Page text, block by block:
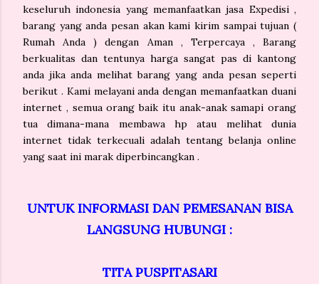
keseluruh indonesia yang memanfaatkan jasa Expedisi ,
barang yang anda pesan akan kami kirim sampai tujuan (
Rumah Anda ) dengan Aman , Terpercaya , Barang
berkualitas dan tentunya harga sangat pas di kantong
anda jika anda melihat barang yang anda pesan seperti
berikut . Kami melayani anda dengan memanfaatkan duani
internet , semua orang baik itu anak-anak samapi orang
tua dimana-mana membawa hp atau melihat dunia
internet tidak terkecuali adalah tentang belanja online
yang saat ini marak diperbincangkan .
UNTUK INFORMASI DAN PEMESANAN BISA
LANGSUNG HUBUNGI :
TITA PUSPITASARI